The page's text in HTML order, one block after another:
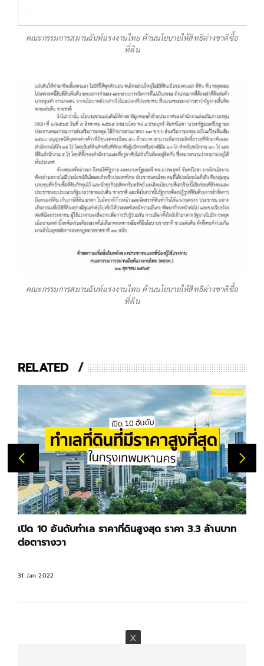
คณะกรรมการสมานฉันท์แรงงานไทย ค้านนโยบายให้สิทธิต่างชาติซื้อ
ที่ดิน
คณะกรรมการสมานฉันท์แรงงานไทย ค้านนโยบายให้สิทธิต่างชาติซื้อ
ที่ดิน
RELATED
เปิด 10 อันดับทำเล ราคาที่ดินสูงสุด ราคา 3.3 ล้านบาท
ต่อตารางวา
31 Jan 2022